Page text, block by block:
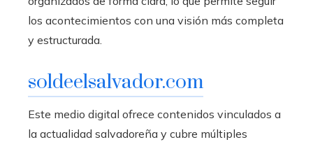
los acontecimientos con una visión más completa
y estructurada.
soldeelsalvador.com
Este medio digital ofrece contenidos vinculados a
la actualidad salvadoreña y cubre múltiples